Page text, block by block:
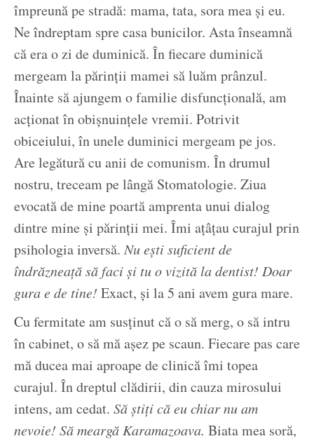
împreună pe stradă: mama, tata, sora mea și eu.
Ne îndreptam spre casa bunicilor. Asta înseamnă
că era o zi de duminică. În fiecare duminică
mergeam la părinții mamei să luăm prânzul.
Înainte să ajungem o familie disfuncțională, am
acționat în obișnuințele vremii. Potrivit
obiceiului, în unele duminici mergeam pe jos.
Are legătură cu anii de comunism. În drumul
nostru, treceam pe lângă Stomatologie. Ziua
evocată de mine poartă amprenta unui dialog
dintre mine și părinții mei. Îmi ațâțau curajul prin
psihologia inversă.Nu ești suficient de
îndrăzneață să faci și tu o vizită la dentist! Doar
gura e de tine! Exact, și la 5 ani avem gura mare.
Cu fermitate am susținut că o să merg, o să intru
în cabinet, o să mă așez pe scaun. Fiecare pas care
mă ducea mai aproape de clinică îmi topea
curajul. În dreptul clădirii, din cauza mirosului
intens, am cedat. Să știți că eu chiar nu am
nevoie! Să meargă Karamazoava. Biata mea soră,